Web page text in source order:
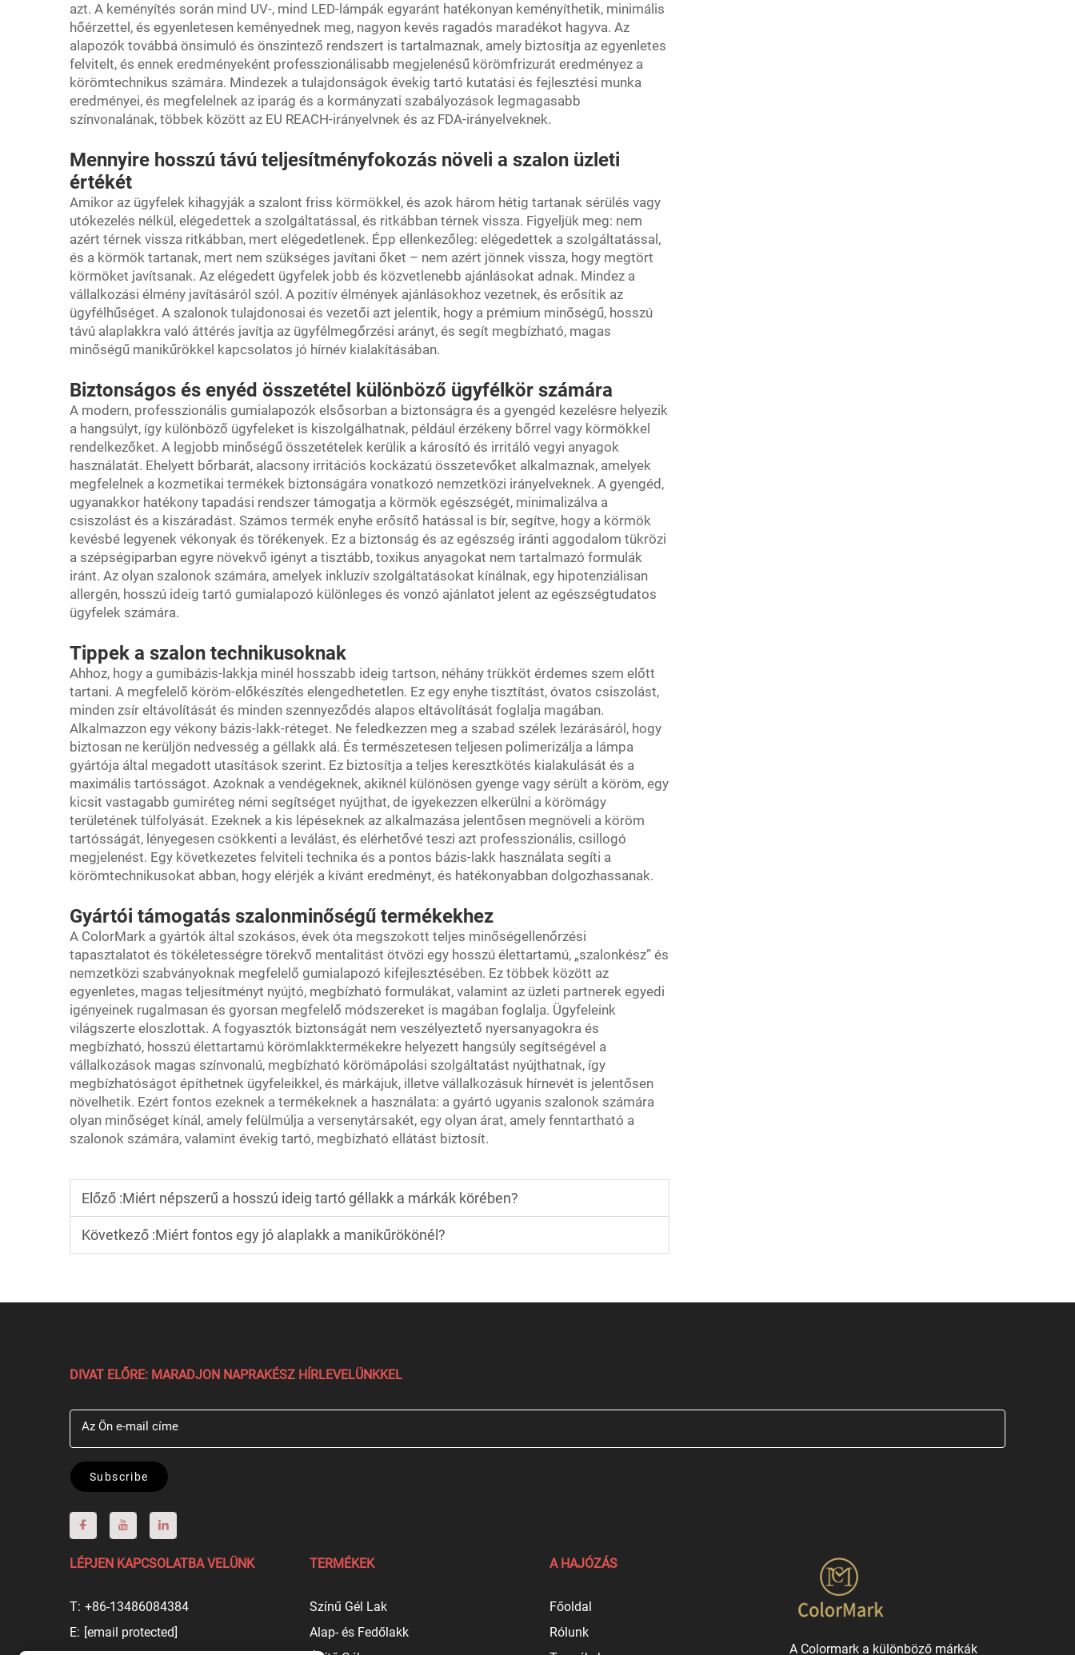
azt. A keményítés során mind UV-, mind LED-lámpák egyaránt hatékonyan keményíthetik, minimális
hőérzettel, és egyenletesen keményednek meg, nagyon kevés ragadós maradékot hagyva. Az
alapozók továbbá önsimuló és önszintező rendszert is tartalmaznak, amely biztosítja az egyenletes
felvitelt, és ennek eredményeként professzionálisabb megjelenésű körömfrizurát eredményez a
körömtechnikus számára. Mindezek a tulajdonságok évekig tartó kutatási és fejlesztési munka
eredményei, és megfelelnek az iparág és a kormányzati szabályozások legmagasabb
színvonalának, többek között az EU REACH-irányelvnek és az FDA-irányelveknek.
Mennyire hosszú távú teljesítményfokozás növeli a szalon üzleti
értékét
Amikor az ügyfelek kihagyják a szalont friss körmökkel, és azok három hétig tartanak sérülés vagy
utókezelés nélkül, elégedettek a szolgáltatással, és ritkábban térnek vissza. Figyeljük meg: nem
azért térnek vissza ritkábban, mert elégedetlenek. Épp ellenkezőleg: elégedettek a szolgáltatással,
és a körmök tartanak, mert nem szükséges javítani őket – nem azért jönnek vissza, hogy megtört
körmöket javítsanak. Az elégedett ügyfelek jobb és közvetlenebb ajánlásokat adnak. Mindez a
vállalkozási élmény javításáról szól. A pozitív élmények ajánlásokhoz vezetnek, és erősítik az
ügyfélhűséget. A szalonok tulajdonosai és vezetői azt jelentik, hogy a prémium minőségű, hosszú
távú alaplakkra való áttérés javítja az ügyfélmegőrzési arányt, és segít megbízható, magas
minőségű manikűrökkel kapcsolatos jó hírnév kialakításában.
Biztonságos és enyéd összetétel különböző ügyfélkör számára
A modern, professzionális gumialapozók elsősorban a biztonságra és a gyengéd kezelésre helyezik
a hangsúlyt, így különböző ügyfeleket is kiszolgálhatnak, például érzékeny bőrrel vagy körmökkel
rendelkezőket. A legjobb minőségű összetételek kerülik a károsító és irritáló vegyi anyagok
használatát. Ehelyett bőrbarát, alacsony irritációs kockázatú összetevőket alkalmaznak, amelyek
megfelelnek a kozmetikai termékek biztonságára vonatkozó nemzetközi irányelveknek. A gyengéd,
ugyanakkor hatékony tapadási rendszer támogatja a körmök egészségét, minimalizálva a
csiszolást és a kiszáradást. Számos termék enyhe erősítő hatással is bír, segítve, hogy a körmök
kevésbé legyenek vékonyak és törékenyek. Ez a biztonság és az egészség iránti aggodalom tükrözi
a szépségiparban egyre növekvő igényt a tisztább, toxikus anyagokat nem tartalmazó formulák
iránt. Az olyan szalonok számára, amelyek inkluzív szolgáltatásokat kínálnak, egy hipotenziálisan
allergén, hosszú ideig tartó gumialapozó különleges és vonzó ajánlatot jelent az egészségtudatos
ügyfelek számára.
Tippek a szalon technikusoknak
Ahhoz, hogy a gumibázis-lakkja minél hosszabb ideig tartson, néhány trükköt érdemes szem előtt
tartani. A megfelelő köröm-előkészítés elengedhetetlen. Ez egy enyhe tisztítást, óvatos csiszolást,
minden zsír eltávolítását és minden szennyeződés alapos eltávolítását foglalja magában.
Alkalmazzon egy vékony bázis-lakk-réteget. Ne feledkezzen meg a szabad szélek lezárásáról, hogy
biztosan ne kerüljön nedvesség a géllakk alá. És természetesen teljesen polimerizálja a lámpa
gyártója által megadott utasítások szerint. Ez biztosítja a teljes keresztkötés kialakulását és a
maximális tartósságot. Azoknak a vendégeknek, akiknél különösen gyenge vagy sérült a köröm, egy
kicsit vastagabb gumiréteg némi segítséget nyújthat, de igyekezzen elkerülni a körömágy
területének túlfolyását. Ezeknek a kis lépéseknek az alkalmazása jelentősen megnöveli a köröm
tartósságát, lényegesen csökkenti a leválást, és elérhetővé teszi azt professzionális, csillogó
megjelenést. Egy következetes felviteli technika és a pontos bázis-lakk használata segíti a
körömtechnikusokat abban, hogy elérjék a kívánt eredményt, és hatékonyabban dolgozhassanak.
Gyártói támogatás szalonminőségű termékekhez
A ColorMark a gyártók által szokásos, évek óta megszokott teljes minőségellenőrzési
tapasztalatot és tökéletességre törekvő mentalitást ötvözi egy hosszú élettartamú, „szalonkész” és
nemzetközi szabványoknak megfelelő gumialapozó kifejlesztésében. Ez többek között az
egyenletes, magas teljesítményt nyújtó, megbízható formulákat, valamint az üzleti partnerek egyedi
igényeinek rugalmasan és gyorsan megfelelő módszereket is magában foglalja. Ügyfeleink
világszerte eloszlottak. A fogyasztók biztonságát nem veszélyeztető nyersanyagokra és
megbízható, hosszú élettartamú körömlakktermékekre helyezett hangsúly segítségével a
vállalkozások magas színvonalú, megbízható körömápolási szolgáltatást nyújthatnak, így
megbízhatóságot építhetnek ügyfeleikkel, és márkájuk, illetve vállalkozásuk hírnevét is jelentősen
növelhetik. Ezért fontos ezeknek a termékeknek a használata: a gyártó ugyanis szalonok számára
olyan minőséget kínál, amely felülmúlja a versenytársakét, egy olyan árat, amely fenntartható a
szalonok számára, valamint évekig tartó, megbízható ellátást biztosít.
Előző :Miért népszerű a hosszú ideig tartó géllakk a márkák körében?
Következő :Miért fontos egy jó alaplakk a manikűrökönél?
DIVAT ELŐRE: MARADJON NAPRAKÉSZ HÍRLEVELÜNKKEL
Az Ön e-mail címe
Subscribe
LÉPJEN KAPCSOLATBA VELÜNK
T: +86-13486084384
E: [email protected]
TERMÉKEK
Színű Gél Lak
Alap- és Fedőlakk
A HAJÓZÁS
Főoldal
Rólunk
A Colormark a különböző márkák